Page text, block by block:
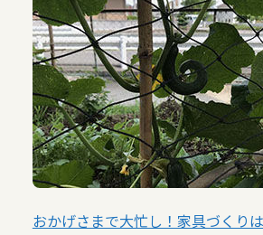
おかげさまで大忙し！家具づくり